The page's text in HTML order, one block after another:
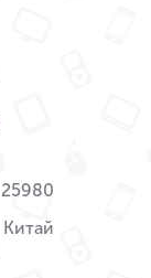
25980
Китай